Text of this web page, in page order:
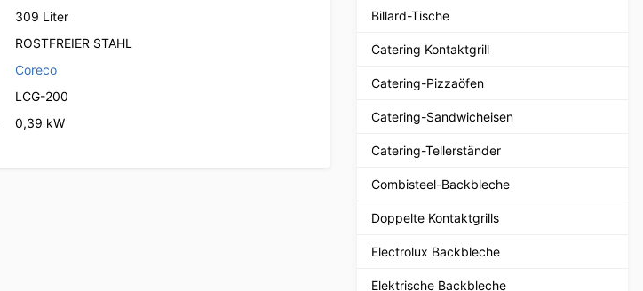
309 Liter
ROSTFREIER STAHL
Coreco
LCG-200
0,39 kW
Billard-Tische
Catering Kontaktgrill
Catering-Pizzaöfen
Catering-Sandwicheisen
Catering-Tellerständer
Combisteel-Backbleche
Doppelte Kontaktgrills
Electrolux Backbleche
Elektrische Backbleche